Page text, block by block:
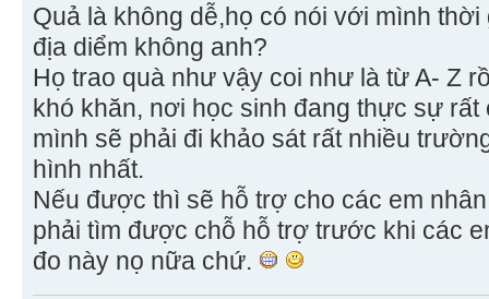
Quả là không dễ,họ có nói với mình
địa diểm không anh?
Họ trao quà như vậy coi như là từ A- Z
khó khăn, nơi học sinh đang thực sự rất
mình sẽ phải đi khảo sát rất nhiều
hình nhất.
Nếu được thì sẽ hỗ trợ cho các em
phải tìm được chỗ hỗ trợ trước khi các
đo này nọ nữa chứ.